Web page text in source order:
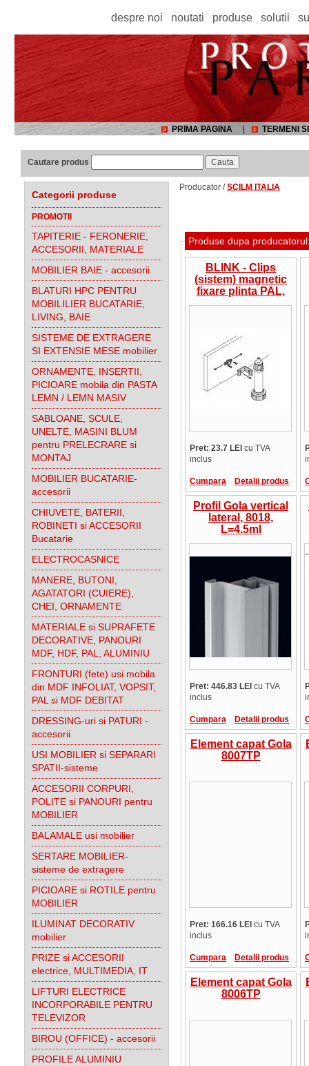
despre noi noutati produse solutii
PRIMA PAGINA TERMENI
Cautare produs
Categorii produse
PROMOTII
TAPITERIE - FERONERIE,
ACCESORII, MATERIALE
MOBILIER BAIE - accesorii
BLATURI HPC PENTRU
MOBILILIER BUCATARIE,
LIVING, BAIE
SISTEME DE EXTRAGERE
SI EXTENSIE MESE mobilier
ORNAMENTE, INSERTII,
PICIOARE mobila din PASTA
LEMN / LEMN MASIV
SABLOANE, SCULE,
UNELTE, MASINI BLUM
pentru PRELECRARE si
MONTAJ
MOBILIER BUCATARIE-
accesorii
CHIUVETE, BATERII,
ROBINETI si ACCESORII
Bucatarie
ELECTROCASNICE
MANERE, BUTONI,
AGATATORI (CUIERE),
CHEI, ORNAMENTE
MATERIALE si SUPRAFETE
DECORATIVE, PANOURI
MDF, HDF, PAL, ALUMINIU
FRONTURI (fete) usi mobila
din MDF INFOLIAT, VOPSIT,
PAL si MDF DEBITAT
DRESSING-uri si PATURI -
accesorii
USI MOBILIER si SEPARARI
SPATII-sisteme
ACCESORII CORPURI,
POLITE si PANOURI pentru
MOBILIER
BALAMALE usi mobilier
SERTARE MOBILIER-
sisteme de extragere
PICIOARE si ROTILE pentru
MOBILIER
ILUMINAT DECORATIV
mobilier
PRIZE si ACCESORII
electrice, MULTIMEDIA, IT
LIFTURI ELECTRICE
INCORPORABILE PENTRU
TELEVIZOR
BIROU (OFFICE) - accesorii
PROFILE ALUMINIU
Producator /SCILM ITALIA
Produse dupa
BLINK - Clips
(sistem) magnetic
fixare plinta PAL,
MDF sau LEMN pe
Pret: 23.7 LEI cu TVA
inclus
Cumpara Detalii produs
Profil Gola vertical
lateral, 8018,
L=4.5ml
Pret: 446.83 LEI cu TVA
inclus
Cumpara Detalii produs
Element capat Gola
8007TP
Pret: 166.16 LEI cu TVA
inclus
Cumpara Detalii produs
Element capat Gola
8006TP